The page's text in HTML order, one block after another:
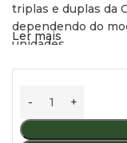
triplas e duplas da
dependendo do
unidades.
Ler mais